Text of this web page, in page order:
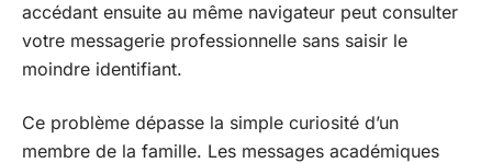
accédant ensuite au même navigateur peut consulter
votre messagerie professionnelle sans saisir le
moindre identifiant.
Ce problème dépasse la simple curiosité d’un
membre de la famille. Les messages académiques